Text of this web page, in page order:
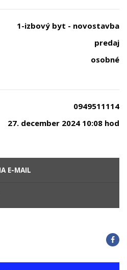
1-izbový byt - novostavba
predaj
osobné
0949511114
27. december 2024 10:08 hod
E-MAIL